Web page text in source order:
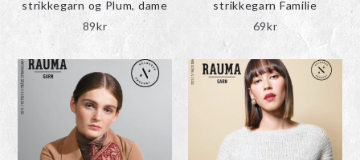
strikkegarn og Plum, dame
89kr
strikkegarn Familie
69kr